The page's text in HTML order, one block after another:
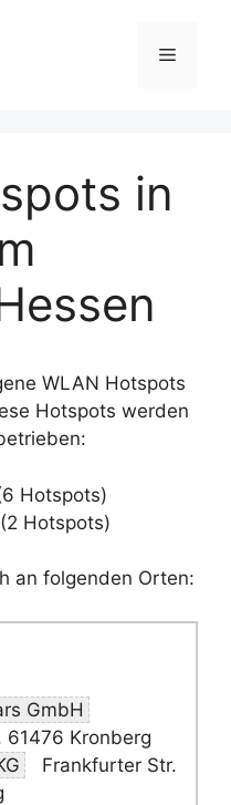
Menü
in
WLAN Hotspots
Hotspots werden
Hotspots)
Hotspots)
an folgenden Orten:
GmbH
61476 Kronberg
Frankfurter Str.